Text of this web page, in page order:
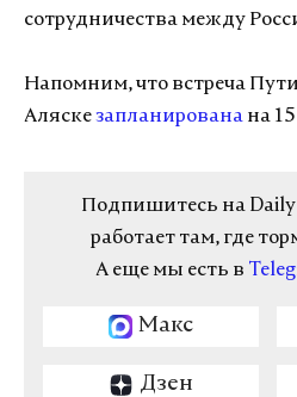
сотрудничества между
Напомним, что встреча
Аляскезапланирована на
Подпишитесь на Daily
работает там, где
А еще мы есть в
Макс
Дзен